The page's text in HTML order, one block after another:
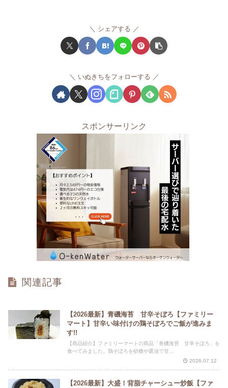
シェアする
いぬきちをフォローする
スポンサーリンク
関連記事
【2026最新】青磯海苔 甘辛そぼろ【ファミリー
マート】甘辛い味付けの鶏そぼろでご飯が進みま
す!!
【商品紹介】ファミリーマートの商品「青磯海苔 甘辛そぼろ」を
食べてみました。鶏そぼろを砂糖や醤油で甘...
2026.07.12
【2026最新】大盛！背脂チャーシュー炒飯【ファ